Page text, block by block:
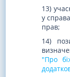
13)
у
прав;
14)
"Про